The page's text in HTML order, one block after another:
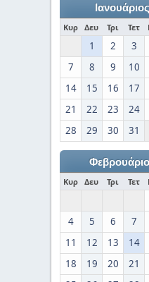
Κυρ Δευ Τρι Τετ
1 2 3
7
8 9 10
14
15 16 17
21
22 23 24
28
29 30 31
Κυρ Δευ Τρι Τετ
4
5 6 7
11
12 13 14
18
19 20 21